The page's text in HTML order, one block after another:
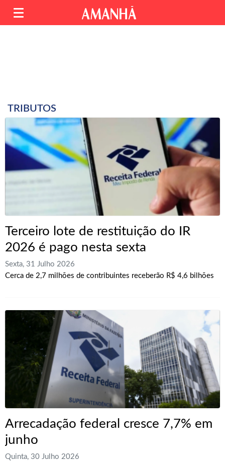
TRIBUTOS
Terceiro lote de restituição do IR
2026 é pago nesta sexta
Sexta, 31 Julho 2026
Cerca de 2,7 milhões de contribuintes receberão R$ 4,6 bilhões
Arrecadação federal cresce 7,7% em
junho
Quinta, 30 Julho 2026